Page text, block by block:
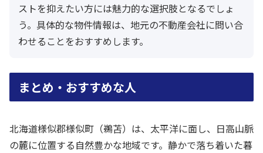
ストを抑えたい方には魅力的な選択肢となるでしょ
う。具体的な物件情報は、地元の不動産会社に問い合
わせることをおすすめします。
まとめ・おすすめな人
北海道様似郡様似町（鵜苫）は、太平洋に面し、日高山脈
の麓に位置する自然豊かな地域です。静かで落ち着いた暮